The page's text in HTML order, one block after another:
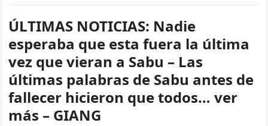
ÚLTIMAS NOTICIAS: Nadie
esperaba que esta fuera la última
vez que vieran a Sabu – Las
últimas palabras de Sabu antes de
fallecer hicieron que todos… ver
más – GIANG